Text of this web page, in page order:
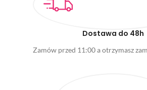
Dostawa do 48h
Zamów przed 11:00 a otrzymasz